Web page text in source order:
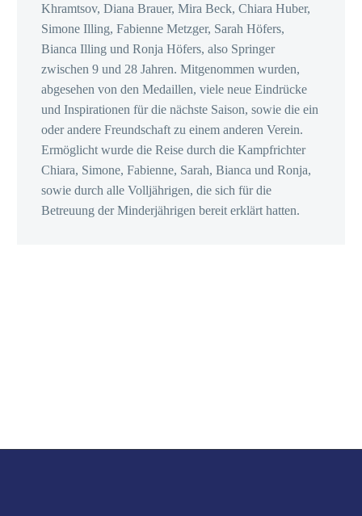
Khramtsov, Diana Brauer, Mira Beck, Chiara Huber,
Simone Illing, Fabienne Metzger, Sarah Höfers,
Bianca Illing und Ronja Höfers, also Springer
zwischen 9 und 28 Jahren. Mitgenommen wurden,
abgesehen von den Medaillen, viele neue Eindrücke
und Inspirationen für die nächste Saison, sowie die ein
oder andere Freundschaft zu einem anderen Verein.
Ermöglicht wurde die Reise durch die Kampfrichter
Chiara, Simone, Fabienne, Sarah, Bianca und Ronja,
sowie durch alle Volljährigen, die sich für die
Betreuung der Minderjährigen bereit erklärt hatten.